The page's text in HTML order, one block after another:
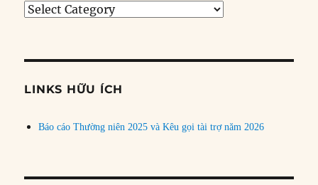
Tìm
đề
LINKS HỮU ÍCH
Báo cáo Thường niên 2025 và Kêu gọi tài trợ năm 2026